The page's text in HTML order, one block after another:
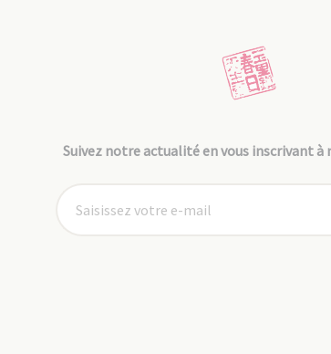
Suivez notre actualité en vous inscrivant